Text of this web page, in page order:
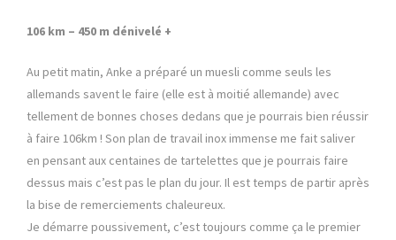
-
m
a
r
s
106 km – 450 m dénivelé +
Au petit matin, Anke a préparé un muesli comme seuls les
allemands savent le faire (elle est à moitié allemande) avec
tellement de bonnes choses dedans que je pourrais bien réussir
à faire 106km ! Son plan de travail inox immense me fait saliver
en pensant aux centaines de tartelettes que je pourrais faire
dessus mais c’est pas le plan du jour. Il est temps de partir après
la bise de remerciements chaleureux.
Je démarre poussivement, c’est toujours comme ça le premier